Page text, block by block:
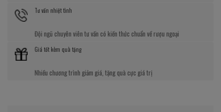
Tư vấn nhiệt tình
Đội ngũ chuyên viên tư vấn có kiến thức chuẩn về rượu ngoại
Giá tốt kèm quà tặng
Nhiều chương trình giảm giá, tặng quà cực giá trị